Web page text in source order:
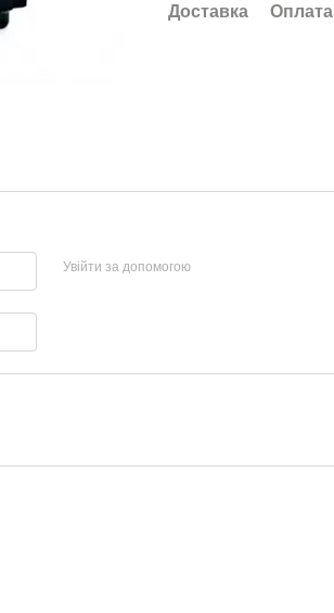
Доставка Оплата
Увійти за допомогою